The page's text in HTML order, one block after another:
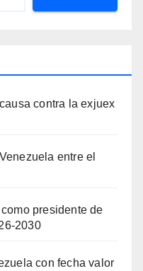
contra la exjuex
entre el
presidente de
2030
con fecha valor